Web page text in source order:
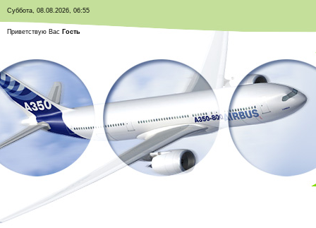
Суббота, 08.08.2026, 06:55
Приветствую Вас Гость